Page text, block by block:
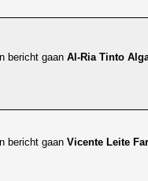
Al-Ria Tinto
Vicente Leite